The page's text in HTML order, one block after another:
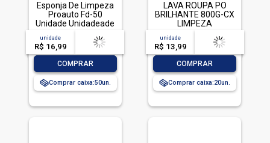
Esponja De Limpeza
Proauto Fd-50
Unidade Unidadeade
unidade
R$ 16,99
acima de
-- --,--un.
COMPRAR
Comprar caixa:50
LAVA ROUPA PO
BRILHANTE 800G-CX
LIMPEZA
TOTALLAVA ROUPA
PO BRILHANTE 800G-
CX LIMPEZA TOTAL
unidade
R$ 13,99
acima de
-- --,--un.
COMPRAR
Comprar caixa:20